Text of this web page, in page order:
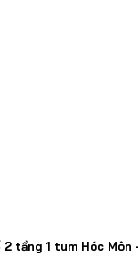
2 tầng 1 tum Hóc Môn